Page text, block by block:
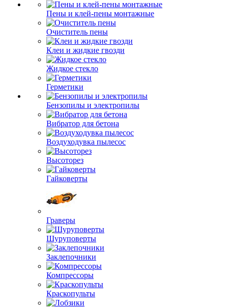
Пены и клей-пены монтажные
Очиститель пены
Клеи и жидкие гвозди
Жидкое стекло
Герметики
Бензопилы и электропилы
Вибратор для бетона
Воздуходувка пылесос
Высоторез
Гайковерты
Граверы
Шуруповерты
Заклепочники
Компрессоры
Краскопульты